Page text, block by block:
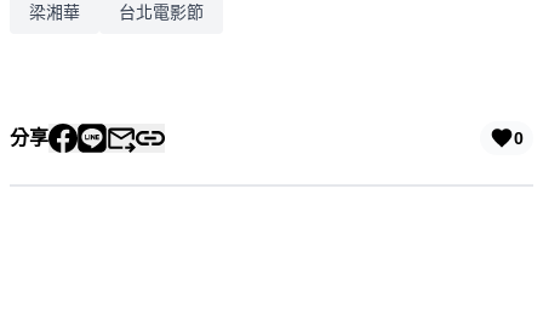
梁湘華 台北電影節
分享 0